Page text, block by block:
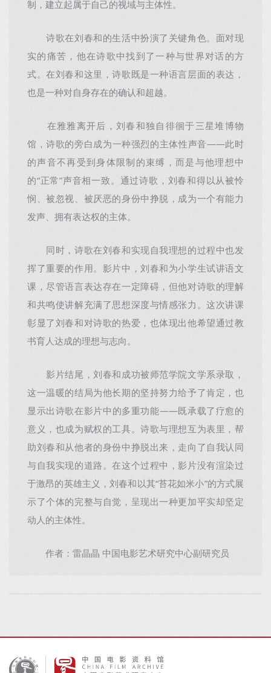
制，建立起属于自己的视域与主体性。
诗歌在刘春和的生活中扮演了关键角色。面对现
实的痛苦，他在诗歌中找到了一种与世界对话的方
式。在刘春和这里，诗歌既是一种语言层面的表达，
也是一种对自身存在的确认和超越。
在雅雅离开后，刘春和独自徘徊于三星堆博物
馆，诗歌的旁白成为一种强烈的主体性声音——此时
的声音不再受到身体限制的束缚，而是与他理想中
的“正常”声音相一致。通过诗歌，刘春和得以从被怜
悯、被忽视、被厌恶的身份中挣脱，成为一个有能力
发声、拥有表达权的主体。
同时，诗歌在刘春和实现自我理想的过程中也发
挥了重要的作用。影片中，刘春和为小学生试讲语文
课，尽管语言表达存在一定障碍，但他对诗歌的理解
和共鸣使讲解充满了思想深度与情感张力。这次讲课
彰显了刘春和对诗歌的热爱，也体现出他希望通过教
书育人达成的理想与志向。
影片结尾，刘春和成功被师范学院文学系录取，
这一温暖的结局为他长期的坚持努力给予了肯定，也
显示出诗歌在影片中的多重功能——既承载了疗愈的
意义，也成为赋权的工具。诗歌与理想互为表里，帮
助刘春和从他者的身份中挣脱出来，走向了自我认同
与自我实现的道路。在这个过程中，影片没有渲染过
于激昂的英雄主义，刘春和以其“苔花如米小”的方式展
示了个体的完整与自觉，呈现出一种更加平实却坚定
动人的主体性。
作者：雷晶晶 中国电影艺术研究中心副研究员